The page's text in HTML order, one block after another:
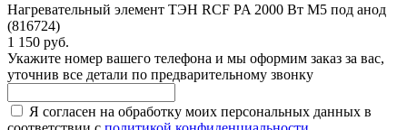
Нагревательный элемент ТЭН RCF PA 2000 Вт M5 под анод
(816724)
1 150 руб.
Укажите номер вашего телефона и мы оформим заказ за вас,
уточнив все детали по предварительному звонку
Я согласен на обработку моих персональных данных в